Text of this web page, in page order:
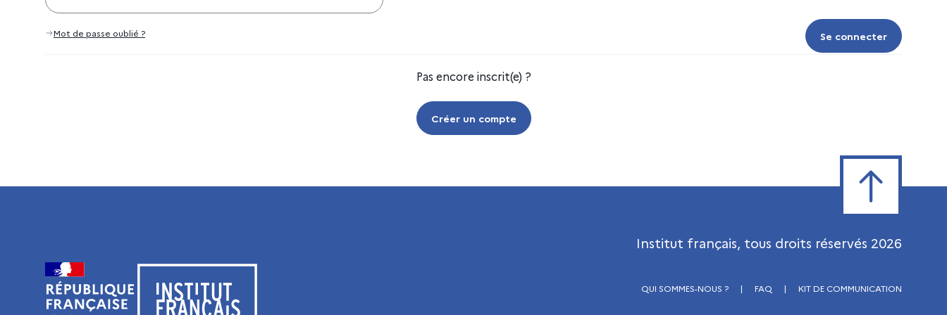
Se connecter
Se connecter
Mot de passe oublié ?
Pas encore inscrit(e) ?
Créer un compte
Visiter le site de l’Institut français
Institut français, tous droits réservés 2026
QUI SOMMES-NOUS ? | FAQ | KIT DE COMMUNICATION